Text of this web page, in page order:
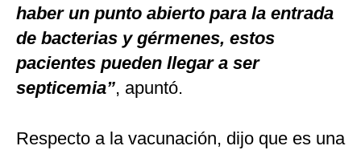
haber un punto abierto para la entrada
de bacterias y gérmenes, estos
pacientes pueden llegar a ser
septicemia”, apuntó.
Respecto a la vacunación, dijo que es una